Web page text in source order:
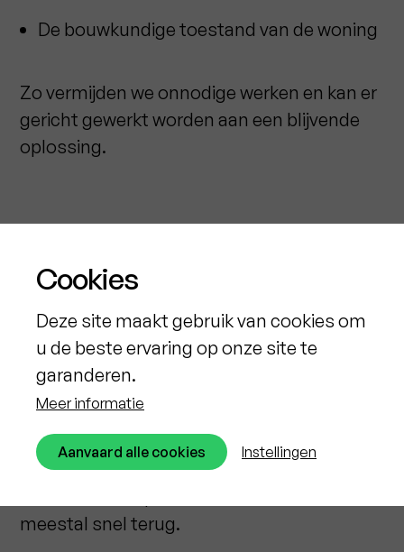
De bouwkundige toestand van de woning
Zo vermijden we onnodige werken en kan er
gericht gewerkt worden aan een blijvende
oplossing.
Pak niet alleen het
symptoom aan
Schimmels op muren of plafonds zijn vaak
een duidelijk signaal van een onderliggend
vochtprobleem. Veel mensen reinigen of
overschilderen de plekken, maar zonder de
meestal snel terug.
Cookies
Deze site maakt gebruik van cookies om
u de beste ervaring op onze site te
garanderen.
Meer informatie
Aanvaard alle cookies Instellingen